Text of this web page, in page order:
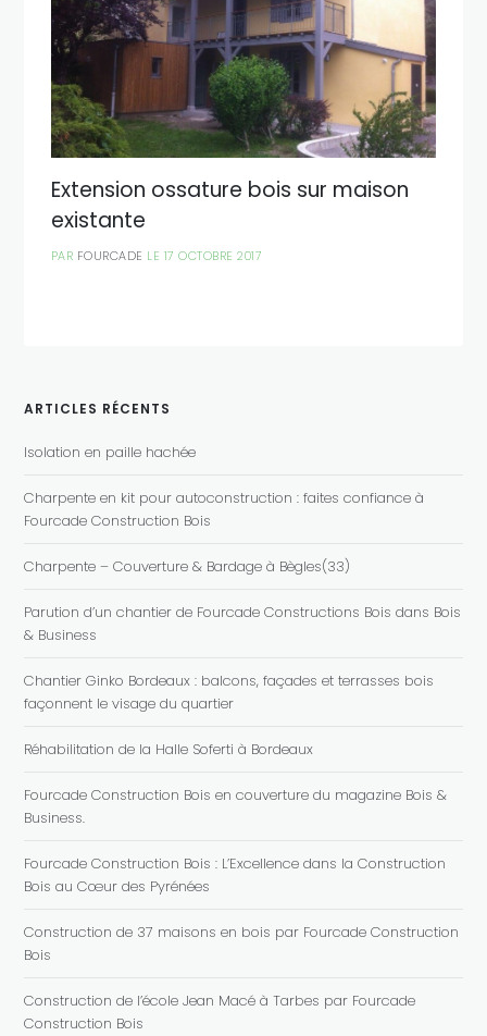
Extension ossature bois sur maison
existante
PAR FOURCADE LE 17 OCTOBRE 2017
ARTICLES RÉCENTS
Isolation en paille hachée
Charpente en kit pour autoconstruction : faites confiance à
Fourcade Construction Bois
Charpente – Couverture & Bardage à Bègles(33)
Parution d’un chantier de Fourcade Constructions Bois dans Bois
& Business
Chantier Ginko Bordeaux : balcons, façades et terrasses bois
façonnent le visage du quartier
Réhabilitation de la Halle Soferti à Bordeaux
Fourcade Construction Bois en couverture du magazine Bois &
Business.
Fourcade Construction Bois : L’Excellence dans la Construction
Bois au Cœur des Pyrénées
Construction de 37 maisons en bois par Fourcade Construction
Bois
Construction de l’école Jean Macé à Tarbes par Fourcade
Construction Bois